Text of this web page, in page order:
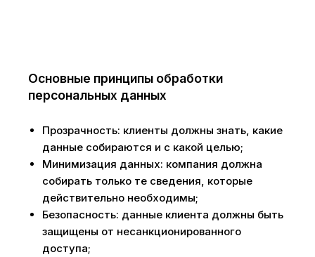
Основные принципы обработки
персональных данных
Прозрачность: клиенты должны знать, какие
данные собираются и с какой целью;
Минимизация данных: компания должна
собирать только те сведения, которые
действительно необходимы;
Безопасность: данные клиента должны быть
защищены от несанкционированного
доступа;